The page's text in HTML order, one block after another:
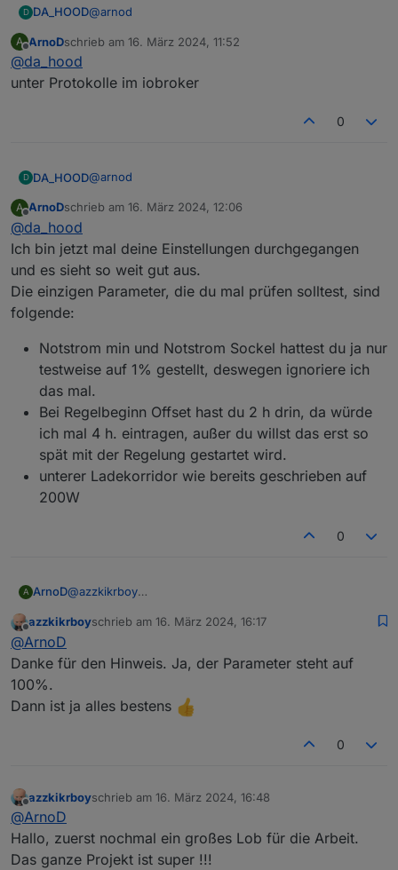
D DA_HOOD@arnod
Achso… ja das meine ich, das brauche ich aber
A
Offline
ArnoDschrieb am 16. März 2024, 11:52
zuletzt editiert von
@da_hood
unter Protokolle im iobroker
0
D DA_HOOD@arnod
Achso… ja das meine ich, das brauche ich aber
A
Offline
ArnoDschrieb am 16. März 2024, 12:06
zuletzt editiert von
@da_hood
Ich bin jetzt mal deine Einstellungen durchgegangen
und es sieht so weit gut aus.
Die einzigen Parameter, die du mal prüfen solltest, sind
folgende:
Notstrom min und Notstrom Sockel hattest du ja nur
testweise auf 1% gestellt, deswegen ignoriere ich
das mal.
Bei Regelbeginn Offset hast du 2 h drin, da würde
ich mal 4 h. eintragen, außer du willst das erst so
spät mit der Regelung gestartet wird.
unterer Ladekorridor wie bereits geschrieben auf
200W
0
A ArnoD@azzkikrboy
Dann kannst du immer noch die Prognose und die
langsam auf die 100% laden.
Bitte dann aber prüfen, ob bei der Objekt-ID
rscp Adapter 100% drinsteht. Denn diesen Wert
verwende ich dann im Script.
Offline
azzkikrboyschrieb am 16. März 2024, 16:17
zuletzt editiert von
@ArnoD
Danke für den Hinweis. Ja, der Parameter steht auf
100%.
Dann ist ja alles bestens
0
Offline
azzkikrboyschrieb am 16. März 2024, 16:48
zuletzt editiert von
@ArnoD
Hallo, zuerst nochmal ein großes Lob für die Arbeit.
Das ganze Projekt ist super !!!